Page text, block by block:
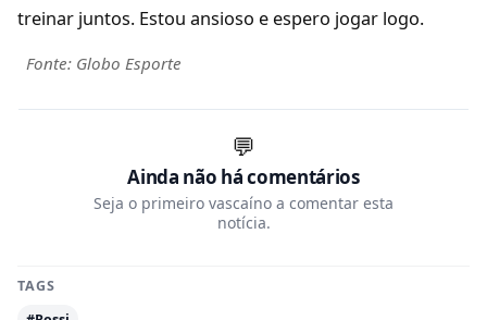
treinar juntos. Estou ansioso e espero jogar logo.
Fonte: Globo Esporte
💬
Ainda não há comentários
Seja o primeiro vascaíno a comentar esta
notícia.
TAGS